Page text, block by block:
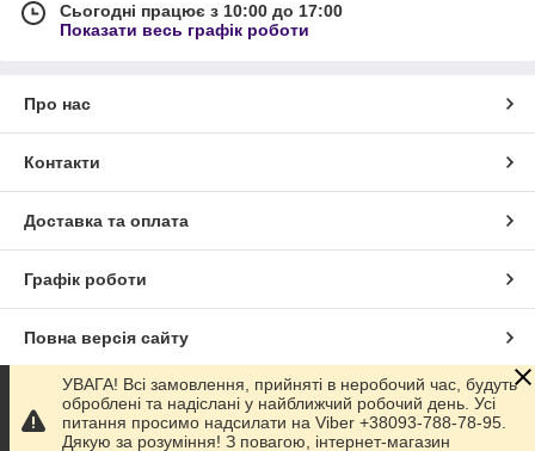
Сьогодні працює з 10:00 до 17:00
Показати весь графік роботи
Про нас
Контакти
Доставка та оплата
Графік роботи
Повна версія сайту
Сайт створено на маркетплейсіProm.ua
УВАГА! Всі замовлення, прийняті в неробочий час, будуть
оброблені та надіслані у найближчий робочий день. Усі
питання просимо надсилати на Viber +38093-788-78-95.
Дякую за розуміння! З повагою, інтернет-магазин